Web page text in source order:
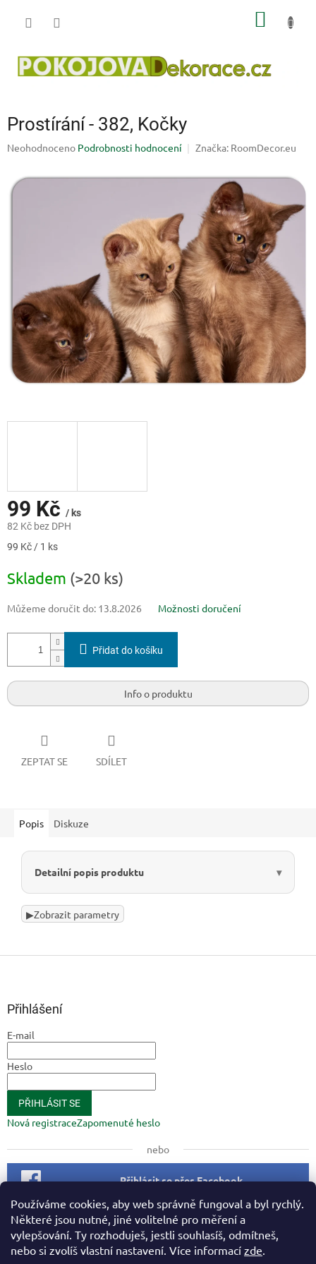
Používáme cookies, aby web správně fungoval a byl rychlý.
Některé jsou nutné, jiné volitelné pro měření a
vylepšování. Ty rozhoduješ, jestli souhlasíš, odmítneš,
nebo si zvolíš vlastní nastavení. Více informací zde.
Prostírání - 382, Kočky
Průměrné
produktu
je
Neohodnoceno Podrobnosti hodnocení Značka: RoomDecor.eu
99 Kč / ks
82 Kč bez DPH
Měrná
99 Kč / 1 ks
Skladem (>20 ks)
Můžeme doručit do: 13.8.2026 Možnosti doručení
Přidat do košíku
Info o produktu
ZEPTAT SE SDÍLET
Popis Diskuze
Detailní popis produktu
▶Zobrazit parametry
Přihlášení
E-mail
Heslo
PŘIHLÁSIT SE
Nová registraceZapomenuté heslo
nebo
Přihlásit se přes Facebook
Facebook